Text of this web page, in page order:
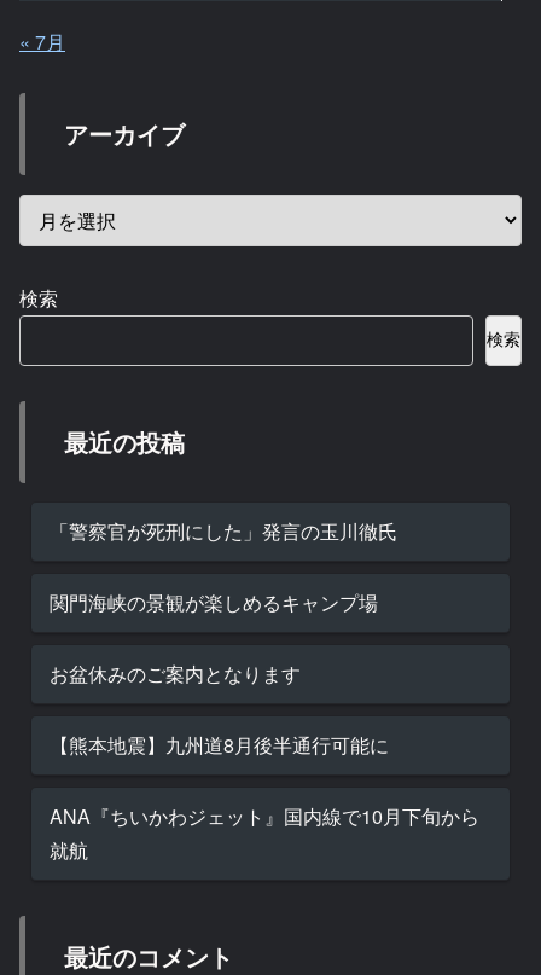
« 7月
アーカイブ
検索
検索
最近の投稿
「警察官が死刑にした」発言の玉川徹氏
関門海峡の景観が楽しめるキャンプ場
お盆休みのご案内となります
【熊本地震】九州道8月後半通行可能に
ANA『ちいかわジェット』国内線で10月下旬から
就航
最近のコメント